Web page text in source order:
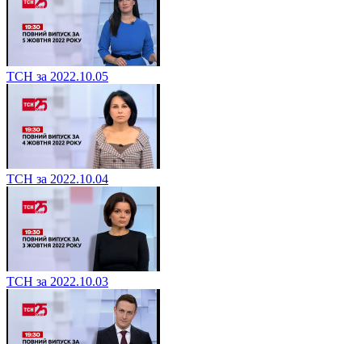
ТСН за 2022.10.05
ТСН за 2022.10.04
ТСН за 2022.10.03